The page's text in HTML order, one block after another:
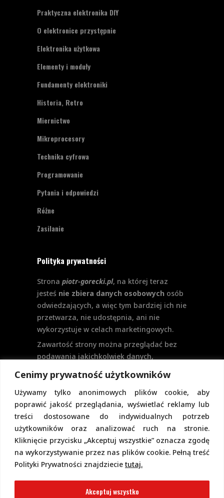
Cenimy prywatność użytkowników
Używamy tylko anonimowych plików cookie, aby
poprawić jakość przeglądania, wyświetlać reklamy lub
treści dostosowane do indywidualnych potrzeb
użytkowników oraz analizować ruch na stronie.
Kliknięcie przycisku „Akceptuj wszystkie” oznacza zgodę
na wykorzystywanie przez nas plików cookie. Pełną treść
Polityki Prywatności znajdziecie tutaj.
Akceptuj wszystko
Praktyczna elektronika DIY
O elektronice przystępnie
Elektronika użytkowa
Elementy i moduły
Fundamenty elektroniki
Historia, Retro
Miernictwo
Mikroprocesory
Technika cyfrowa
Programowanie
Pytania i odpowiedzi
Różne
Zasilanie
Polityka prywatności
Strona piotr-gorecki.pl, na której teraz
jesteś nie zbiera danych osobowych osób
odwiedzających, a więc tym bardziej ich nie
przetwarza, nie udostępnia, ani nie
wykorzystuje w celach marketingowych.
Zawartość strony można przeglądać bez
podawania jakichkolwiek danych,
logowanie. Aktualnie na stronie nie
przewiduje się formularzy kontaktowych
ani systemu komentarzy, co wiązałoby się
z udostępnianiem i przetwarzaniem
danych osobowych.
Pełną politykę prywatności znajdziecie
pod tym linkiem.
Polityka Cookies